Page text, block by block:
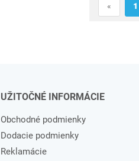
« 1
UŽITOČNÉ INFORMÁCIE
Obchodné podmienky
Dodacie podmienky
Reklamácie